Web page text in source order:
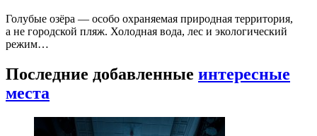
Голубые озёра — особо охраняемая природная территория,
а не городской пляж. Холодная вода, лес и экологический
режим…
Последние добавленные интересные
места